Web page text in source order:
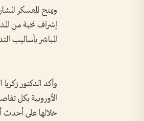
ويمنح المعسكر
إشراف نخبة من
المباشر بأساليب
وأكد الدكتور
الأوروبية بكل
خلالها على أحدث